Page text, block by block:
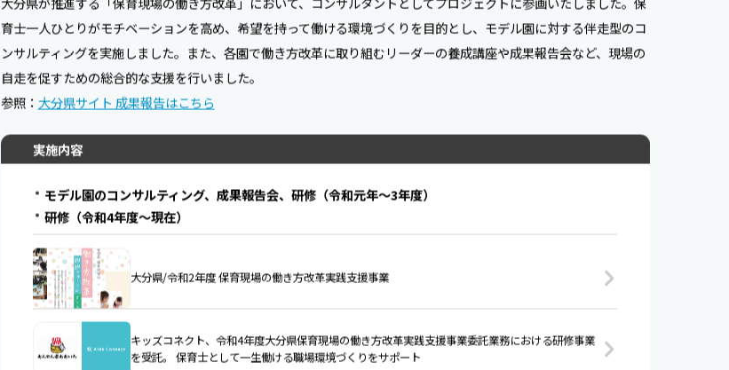
育士一人ひとりがモチベーションを高め、希望を持って働ける環境づくりを目的とし、モデル園に対する伴走型のコ
ンサルティングを実施しました。また、各園で働き方改革に取り組むリーダーの養成講座や成果報告会など、現場の
自走を促すための総合的な支援を行いました。
参照： 大分県サイト 成果報告はこちら
実施内容
モデル園のコンサルティング、成果報告会、研修（令和元年〜3年度）
研修（令和4年度〜現在）
大分県/令和2年度 保育現場の働き方改革実践支援事業
キッズコネクト、令和4年度大分県保育現場の働き方改革実践支援事業委託業務における研修事業
を受託。 保育士として一生働ける職場環境づくりをサポート